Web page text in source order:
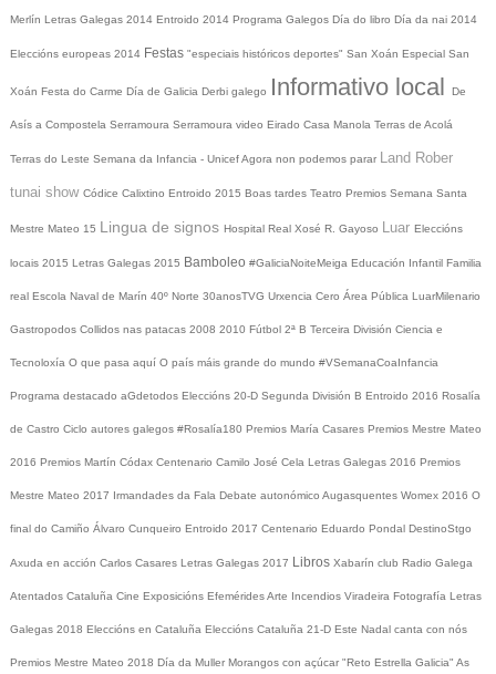
Merlín Letras Galegas 2014 Entroido 2014 Programa Galegos Día do libro Día da nai 2014
Eleccións europeas 2014 Festas "especiais históricos deportes" San Xoán Especial San
Xoán Festa do Carme Día de Galicia Derbi galego Informativo local De
Asís a Compostela Serramoura Serramoura video Eirado Casa Manola Terras de Acolá
Terras do Leste Semana da Infancia - UnicefAgora non podemos parar Land Rober
tunai show Códice Calixtino Entroido 2015 Boas tardes Teatro Premios Semana Santa
Mestre Mateo 15 Lingua de signos Hospital Real Xosé R. Gayoso Luar Eleccións
locais 2015 Letras Galegas 2015 Bamboleo #GaliciaNoiteMeiga Educación Infantil Familia
real Escola Naval de Marín 40º Norte 30anosTVG Urxencia Cero Área Pública LuarMilenario
Gastropodos Collidos nas patacas 2008 2010 Fútbol 2ª B Terceira División Ciencia e
Tecnoloxía O que pasa aquí O país máis grande do mundo #VSemanaCoaInfancia
Programa destacado aGdetodos Eleccións 20-D Segunda División B Entroido 2016 Rosalía
de Castro Ciclo autores galegos #Rosalía180 Premios María Casares Premios Mestre Mateo
2016 Premios Martín Códax Centenario Camilo José Cela Letras Galegas 2016 Premios
Mestre Mateo 2017 Irmandades da Fala Debate autonómico Augasquentes Womex 2016 O
final do Camiño Álvaro Cunqueiro Entroido 2017 Centenario Eduardo Pondal DestinoStgo
Axuda en acción Carlos Casares Letras Galegas 2017 Libros Xabarín club Radio Galega
Atentados Cataluña Cine Exposicións EfeméridesArte Incendios Viradeira Fotografía Letras
Galegas 2018 Eleccións en Cataluña Eleccións Cataluña 21-D Este Nadal canta con nós
Premios Mestre Mateo 2018 Día da Muller Morangos con açúcar "Reto Estrella Galicia" As